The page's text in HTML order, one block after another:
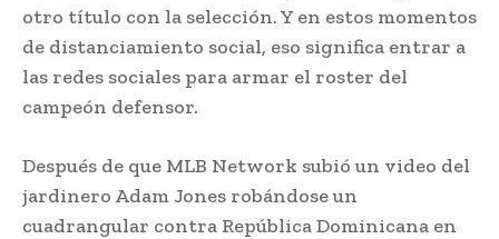
otro título con la selección. Y en estos momentos
de distanciamiento social, eso significa entrar a
las redes sociales para armar el roster del
campeón defensor.
Después de que MLB Network subió un video del
jardinero Adam Jones robándose un
cuadrangular contra República Dominicana en